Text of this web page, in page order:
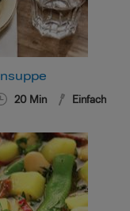
20 Min Einfach